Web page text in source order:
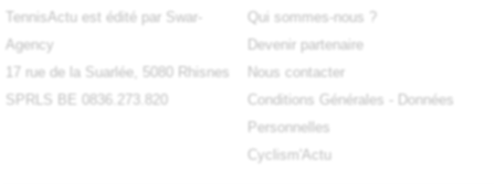
TennisActu est édité par Swar-
Agency
17 rue de la Suarlée, 5080 Rhisnes
SPRLS BE 0836.273.820
Qui sommes-nous ?
Devenir partenaire
Nous contacter
Conditions Générales
Données
Personnelles
Cyclism'Actu